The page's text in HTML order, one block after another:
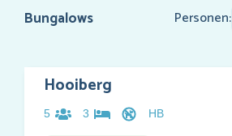
Bungalows Personen:
Hooiberg
5 3 HB